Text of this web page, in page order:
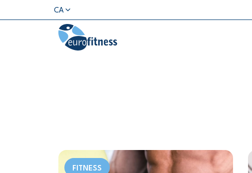
CA
FITNESS